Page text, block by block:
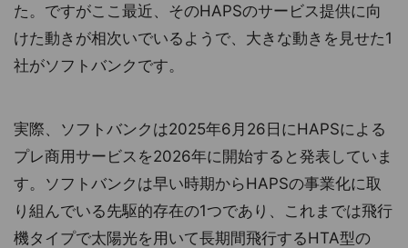
た。ですがここ最近、そのHAPSのサービス提供に向
けた動きが相次いでいるようで、大きな動きを見せた1
社がソフトバンクです。
実際、ソフトバンクは2025年6月26日にHAPSによる
プレ商用サービスを2026年に開始すると発表していま
す。ソフトバンクは早い時期からHAPSの事業化に取
り組んでいる先駆的存在の1つであり、これまでは飛行
機タイプで太陽光を用いて長期間飛行するHTA型の